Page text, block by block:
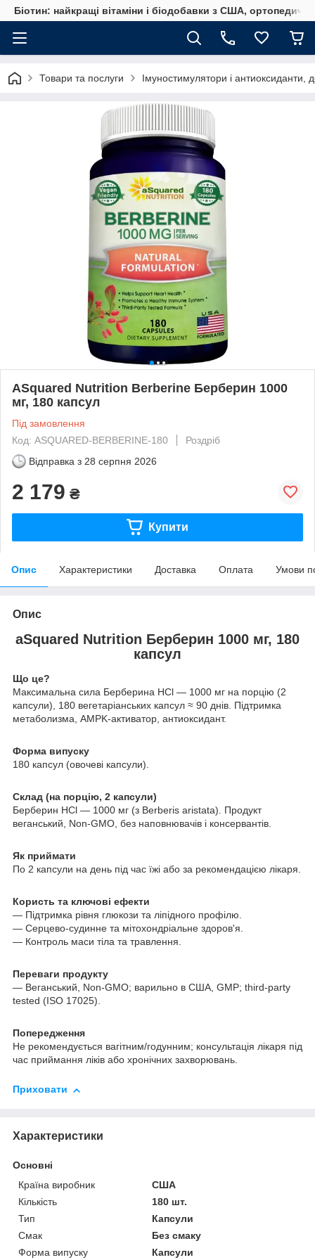
Біотин: найкращі вітаміни і біодобавки з США,
Товари та послуги Імуностимулятори і антиоксиданти,
ASquared Nutrition Berberine Берберин 1000
мг, 180 капсул
Під замовлення
Код: ASQUARED-BERBERINE-180
Роздріб
Відправка з 28 серпня 2026
2 179 ₴
Купити
Опис Характеристики Доставка Оплата Умови
Опис
aSquared Nutrition Берберин 1000 мг, 180
капсул
Що це?
Максимальна сила Берберина HCl — 1000 мг на порцію (2
капсули), 180 вегетаріанських капсул ≈ 90 днів. Підтримка
метаболизма, AMPK‑активатор, антиоксидант.
Форма випуску
180 капсул (овочеві капсули).
Склад (на порцію, 2 капсули)
Берберин HCl — 1000 мг (з Berberis aristata). Продукт
веганський, Non-GMO, без наповнювачів і консервантів.
Як приймати
По 2 капсули на день під час їжі або за рекомендацією лікаря.
Користь та ключові ефекти
— Підтримка рівня глюкози та ліпідного профілю.
— Серцево-судинне та мітохондріальне здоров'я.
— Контроль маси тіла та травлення.
Переваги продукту
— Веганський, Non-GMO; варильно в США, GMP; third-party
tested (ISO 17025).
Попередження
Не рекомендується вагітним/годунним; консультація лікаря під
час приймання ліків або хронічних захворювань.
Приховати
Характеристики
Основні
Країна виробник
США
Кількість
180 шт.
Тип
Капсули
Смак
Без смаку
Форма випуску
Капсули